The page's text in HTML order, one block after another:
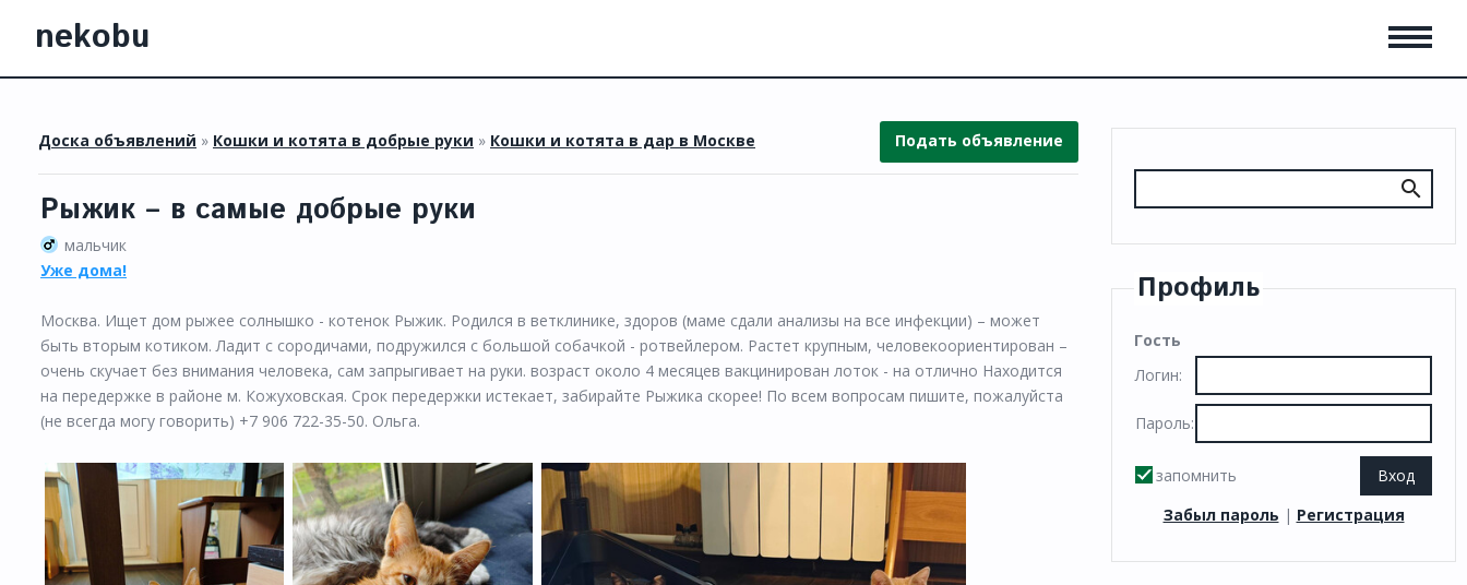
nekobu
Доска объявлений » Кошки и котята в добрые руки » Кошки и котята в дар в Москве Подать объявление
Рыжик – в самые добрые руки
мальчик
Уже дома!
Москва. Ищет дом рыжее солнышко - котенок Рыжик. Родился в ветклинике, здоров (маме сдали анализы на все инфекции) – может
быть вторым котиком. Ладит с сородичами, подружился с большой собачкой - ротвейлером. Растет крупным, человекоориентирован –
очень скучает без внимания человека, сам запрыгивает на руки. возраст около 4 месяцев вакцинирован лоток - на отлично Находится
на передержке в районе м. Кожуховская. Срок передержки истекает, забирайте Рыжика скорее! По всем вопросам пишите, пожалуйста
(не всегда могу говорить) +7 906 722-35-50. Ольга.
Профиль
Гость
Логин:
Пароль:
запомнить
Забыл пароль | Регистрация